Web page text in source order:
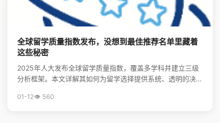
全球留学质量指数发布，没想到最佳推荐名单里藏着
这些秘密
2025年人大发布全球留学质量指数，覆盖多学科并建立三级
分析框架。本文详解其如何为留学选择提供系统、透明的决策
01-12👁️ 560